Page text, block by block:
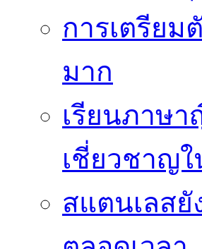
การเตรีย
มาก
เรียนภาษ
เชี่ยวชาญ
สแตนเลส